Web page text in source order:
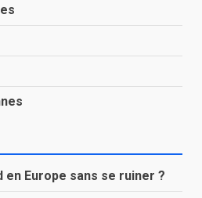
en Europe sans se ruiner ?